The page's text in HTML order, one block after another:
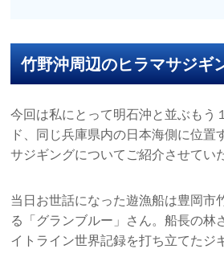
竹野沖周辺のヒラマサジギ
今回は私にとって明石沖と並ぶもう
ド、同じ兵庫県内の日本海側に位置
サジギングについてご紹介させてい
当日お世話になった遊漁船は豊岡市
る「グランブルー」さん。船長の林
イトライン世界記録を打ち立てたジ